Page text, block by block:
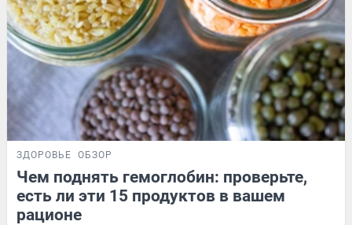
ЗДОРОВЬЕ ОБЗОР
Чем поднять гемоглобин: проверьте,
есть ли эти 15 продуктов в вашем
рационе